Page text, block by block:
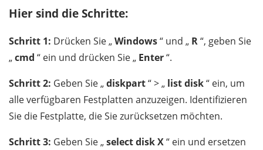
Hier sind die Schritte:
Schritt 1: Drücken Sie „Windows“ und „ R“, geben Sie
„cmd “ ein und drücken Sie „ Enter“.
Schritt 2: Geben Sie „diskpart“ > „ list disk“ ein, um
alle verfügbaren Festplatten anzuzeigen. Identifizieren
Sie die Festplatte, die Sie zurücksetzen möchten.
Schritt 3: Geben Sie „select disk X“ ein und ersetzen